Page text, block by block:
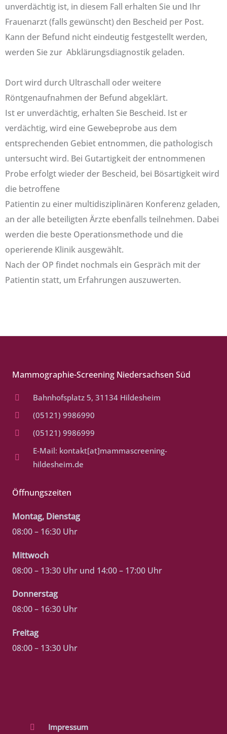
unverdächtig ist, in diesem Fall erhalten Sie und Ihr
Frauenarzt (falls gewünscht) den Bescheid per Post.
Kann der Befund nicht eindeutig festgestellt werden,
werden Sie zur Abklärungsdiagnostik geladen.
Dort wird durch Ultraschall oder weitere
Röntgenaufnahmen der Befund abgeklärt.
Ist er unverdächtig, erhalten Sie Bescheid. Ist er
verdächtig, wird eine Gewebeprobe aus dem
entsprechenden Gebiet entnommen, die pathologisch
untersucht wird. Bei Gutartigkeit der entnommenen
Probe erfolgt wieder der Bescheid, bei Bösartigkeit wird
die betroffene
Patientin zu einer multidisziplinären Konferenz geladen,
an der alle beteiligten Ärzte ebenfalls teilnehmen. Dabei
werden die beste Operationsmethode und die
operierende Klinik ausgewählt.
Nach der OP findet nochmals ein Gespräch mit der
Patientin statt, um Erfahrungen auszuwerten.
Mammographie-Screening Niedersachsen Süd
Bahnhofsplatz 5, 31134 Hildesheim
(05121) 9986990
(05121) 9986999
E-Mail: kontakt[at]mammascreening-
hildesheim.de
Öffnungszeiten
Montag, Dienstag
08:00 – 16:30 Uhr
Mittwoch
08:00 – 13:30 Uhr und 14:00 – 17:00 Uhr
Donnerstag
08:00 – 16:30 Uhr
Freitag
08:00 – 13:30 Uhr
Impressum